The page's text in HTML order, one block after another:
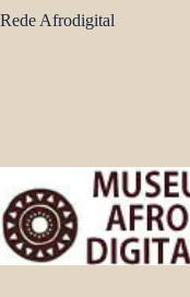
Rede Afrodigital